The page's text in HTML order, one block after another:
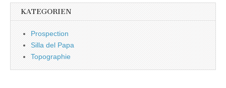
KATEGORIEN
Prospection
Silla del Papa
Topographie